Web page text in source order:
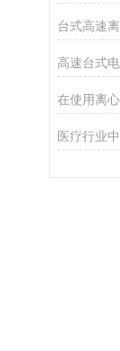
台式高速
高速台式
医疗行业